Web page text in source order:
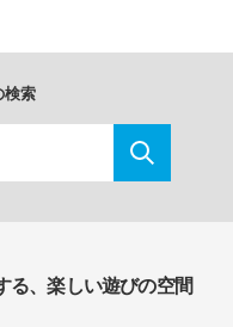
検索
る、楽しい遊びの空間